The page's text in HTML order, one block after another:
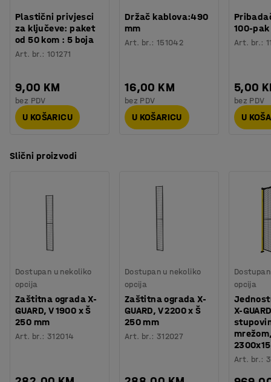
Plastični privjesci
za ključeve: paket
od 50 kom : 5 boja
Art. br.:101271
9,00 KM
bez PDV
U KOŠARICU
Držač kablova:490
mm
Art. br.: 151042
16,00 KM
bez PDV
U KOŠARICU
100-pak
Art. br.:
5,00
bez PDV
U
Slični proizvodi
Dostupan u nekoliko
opcija
Zaštitna ograda X-
GUARD, V 1900 x Š
250 mm
Art. br.:312014
Dostupan u nekoliko
opcija
Zaštitna ograda X-
GUARD, V 2200 x Š
250 mm
Art. br.: 312027
opcija
X-
Art. br.: